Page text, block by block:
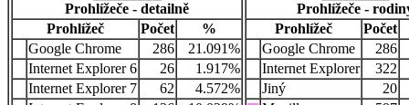
Prohlížeče - detailně
Prohlížeč
Počet
%
Google Chrome
286
21.091%
Internet Explorer 6
26
1.917%
Internet Explorer 7
62
4.572%
Prohlížeče -
Prohlížeč
Počet
Google Chrome
286
Internet Explorer
322
Jiný
20